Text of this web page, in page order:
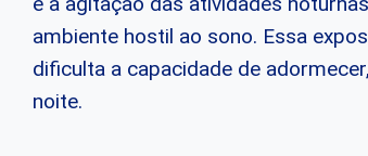
ambiente hostil ao sono. Essa
dificulta a capacidade de
noite.